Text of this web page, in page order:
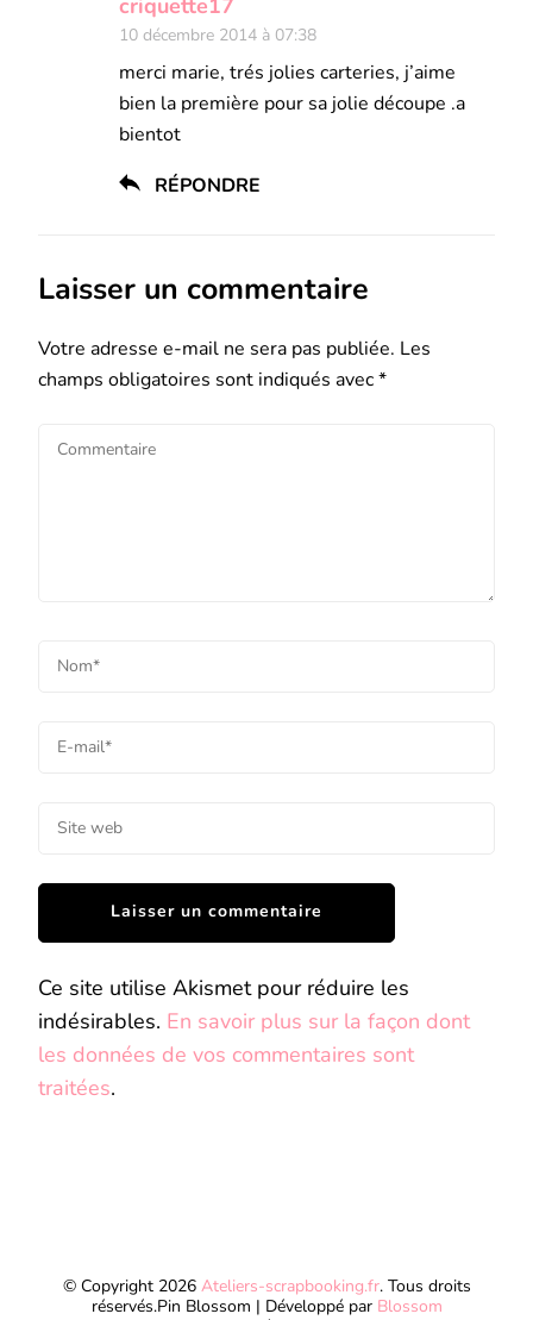
criquette17
10 décembre 2014 à 07:38
merci marie, trés jolies carteries, j’aime
bien la première pour sa jolie découpe .a
bientot
RÉPONDRE
Laisser un commentaire
Votre adresse e-mail ne sera pas publiée. Les
champs obligatoires sont indiqués avec*
Ce site utilise Akismet pour réduire les
indésirables. En savoir plus sur la façon dont
les données de vos commentaires sont
traitées.
© Copyright 2026 Ateliers-scrapbooking.fr. Tous droits
réservés.Pin Blossom | Développé par Blossom